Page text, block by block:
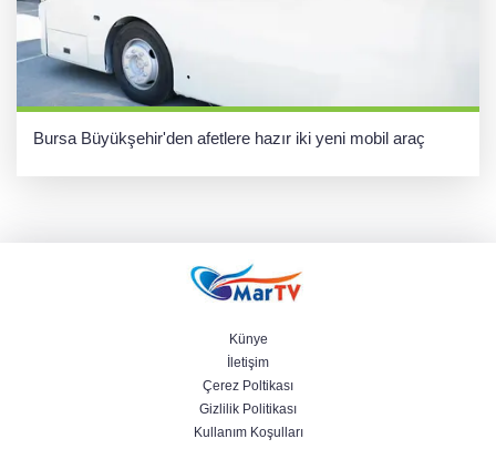
Bursa Büyükşehir'den afetlere hazır iki yeni mobil araç
Künye
İletişim
Çerez Poltikası
Gizlilik Politikası
Kullanım Koşulları